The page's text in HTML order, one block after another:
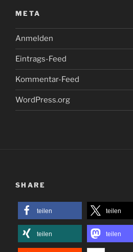
META
Anmelden
Eintrags-Feed
Kommentar-Feed
WordPress.org
SHARE
teilen teilen
teilen teilen